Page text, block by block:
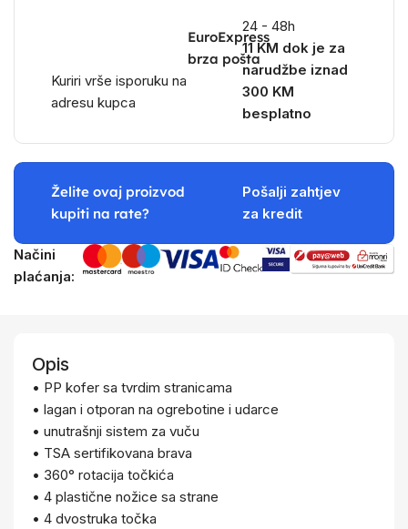
EuroExpress
brza pošta
Kuriri vrše isporuku na
adresu kupca
24 - 48h
11 KM dok je za
narudžbe iznad
300 KM
besplatno
Želite ovaj proizvod
kupiti na rate?
Pošalji zahtjev
za kredit
Načini
plaćanja:
Opis
• PP kofer sa tvrdim stranicama
• lagan i otporan na ogrebotine i udarce
• unutrašnji sistem za vuču
• TSA sertifikovana brava
• 360° rotacija točkića
• 4 plastične nožice sa strane
• 4 dvostruka točka